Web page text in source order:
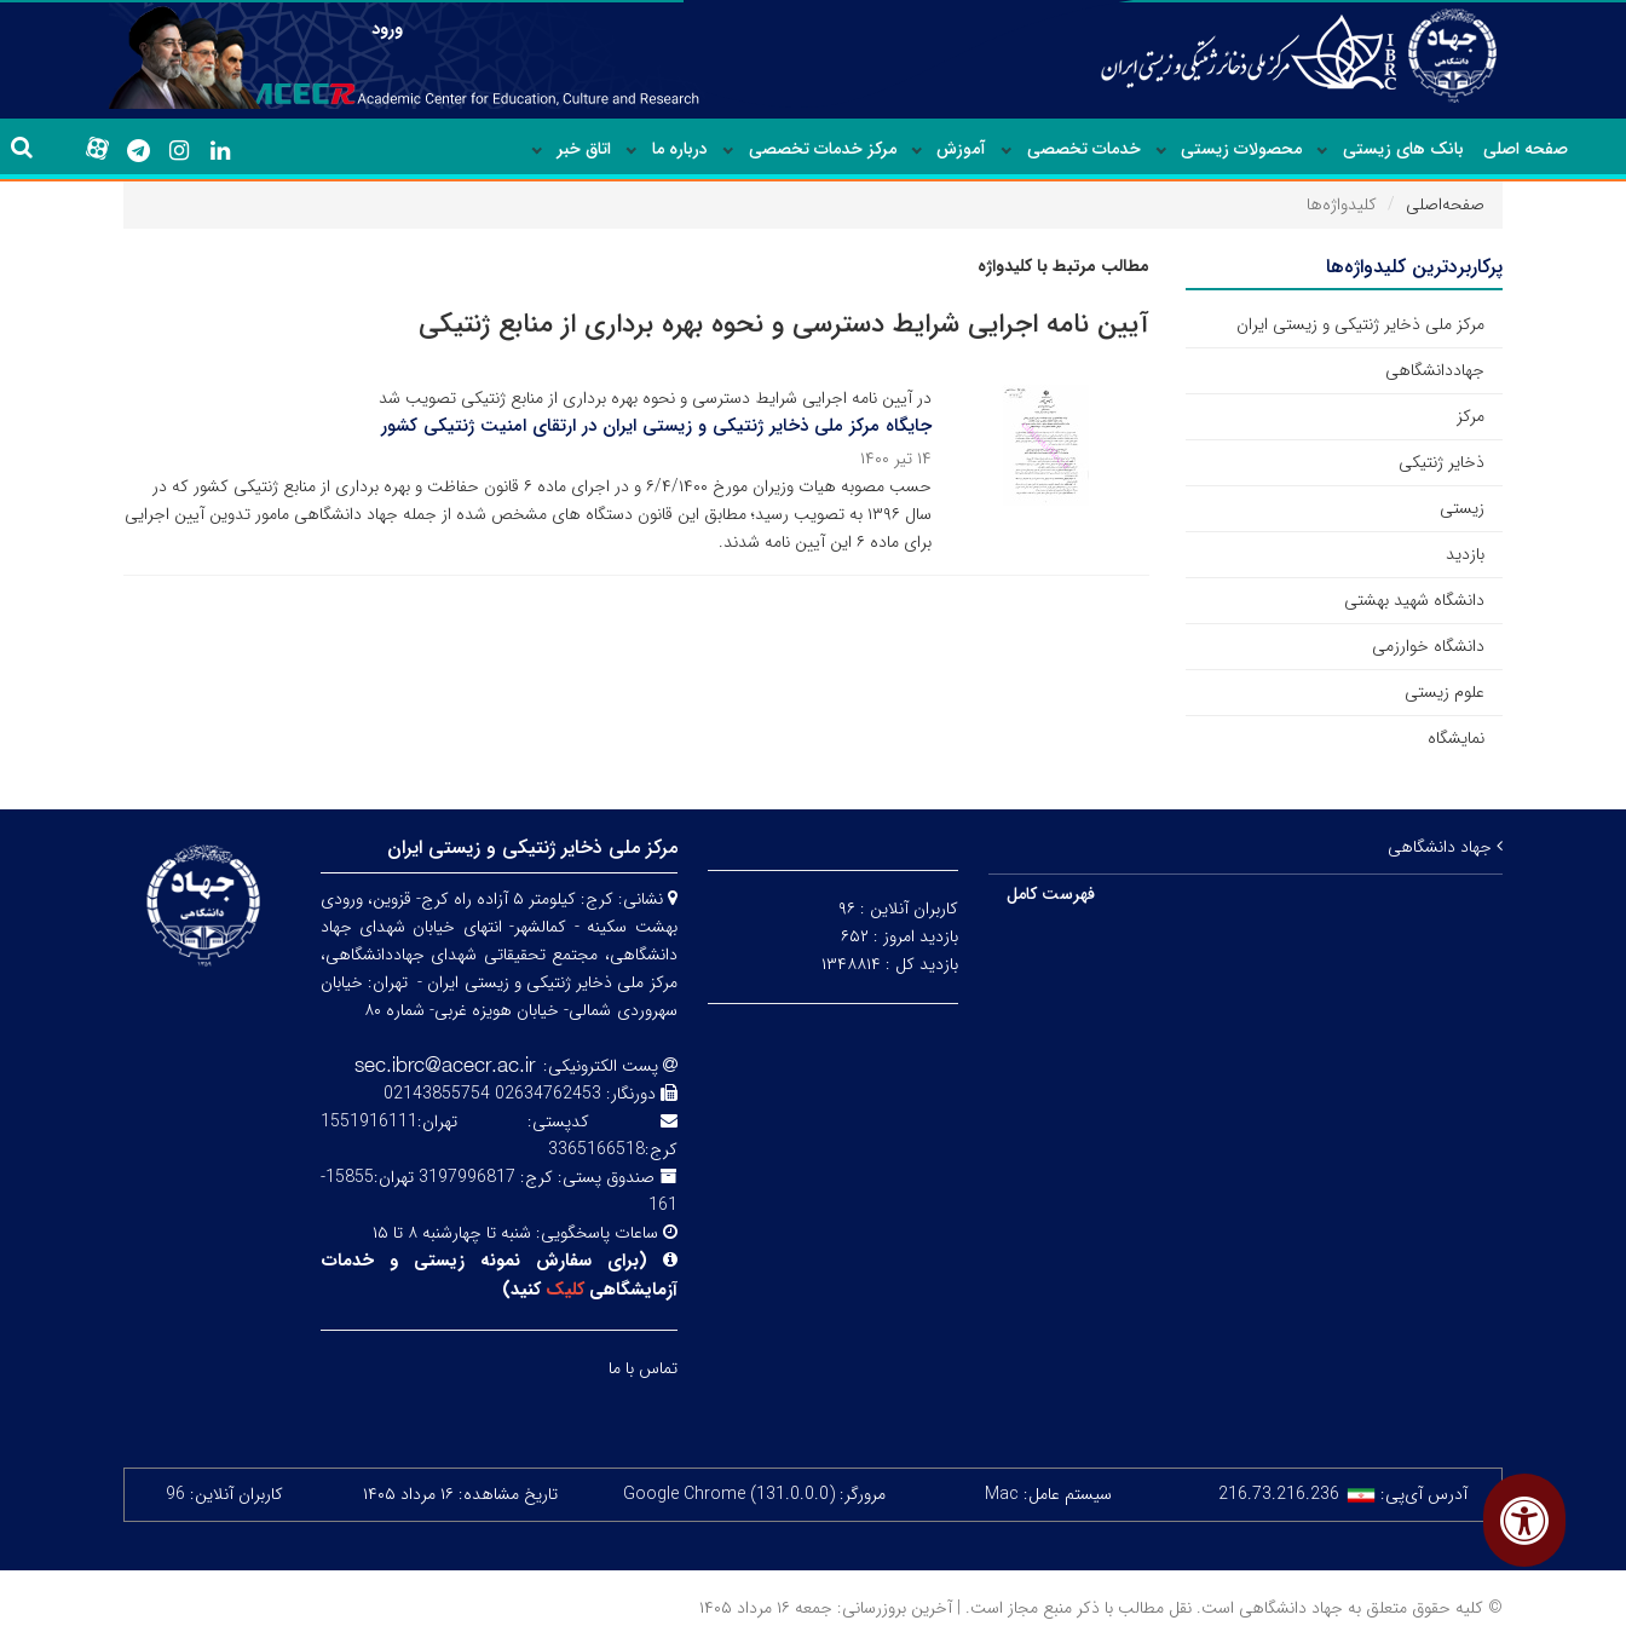
ورود
صفحه اصلی بانک های زیستی محصولات زیستی خدمات تخصصی آموزش مرکز خدمات تخصصی درباره ما اتاق خبر
صفحه‌اصلی کلیدواژه‌ها
مطالب مرتبط با کلیدواژه
آیین نامه اجرایی شرایط دسترسی و نحوه بهره برداری از منابع ژنتیکی
در آیین نامه اجرایی شرایط دسترسی و نحوه بهره برداری از منابع ژنتیکی تصویب شد
جایگاه مرکز ملی ذخایر ژنتیکی و زیستی ایران در ارتقای امنیت ژنتیکی کشور
۱۴ تیر ۱۴۰۰
حسب مصوبه هیات وزیران مورخ ۶/۴/۱۴۰۰ و در اجرای ماده ۶ قانون حفاظت و بهره برداری از منابع ژنتیکی کشور که در
سال ۱۳۹۶ به تصویب رسید؛ مطابق این قانون دستگاه های مشخص شده از جمله جهاد دانشگاهی مامور تدوین آیین اجرایی
برای ماده ۶ این آیین نامه شدند.
پرکاربردترین کلیدواژه‌ها
مرکز ملی ذخایر ژنتیکی و زیستی ایران
جهاددانشگاهی
مرکز
ذخایر ژنتیکی
زیستی
بازدید
دانشگاه شهید بهشتی
دانشگاه خوارزمی
علوم زیستی
نمایشگاه
جهاد دانشگاهی
فهرست کامل
کاربران آنلاین : ۹۶
بازدید امروز : ۶۵۲
بازدید کل : ۱۳۴۸۸۱۴
مرکز ملی ذخایر ژنتیکی و زیستی ایران
نشانی:
کرج: کیلومتر ۵ آزاده راه کرج- قزوین، ورودی
بهشت سکینه - کمالشهر- انتهای خیابان شهدای جهاد
دانشگاهی، مجتمع تحقیقاتی شهدای جهاددانشگاهی،
مرکز ملی ذخایر ژنتیکی و زیستی ایران - تهران: خیابان
سهروردی شمالی- خیابان هویزه غربی- شماره ۸۰
پست الکترونیکی:
دورنگار: 02634762453 02143855754
کدپستی:
تهران:1551916111
کرج:3365166518
صندوق پستی:
کرج: 3197996817 تهران:15855-
161
ساعات پاسخگویی: شنبه تا چهارشنبه ۸ تا ۱۵
(برای سفارش نمونه زیستی و خدمات
آزمایشگاهیکلیککنید)
تماس با ما
آدرس آی‌پی: 216.73.216.236 سیستم عامل: Mac مرورگر: Google Chrome (131.0.0.0) تاریخ مشاهده: ۱۶ مرداد ۱۴۰۵ کاربران آنلاین: 96
© کلیه حقوق متعلق به جهاد دانشگاهی است. نقل مطالب با ذکر منبع مجاز است. | آخرین بروزرسانی: جمعه ۱۶ مرداد ۱۴۰۵